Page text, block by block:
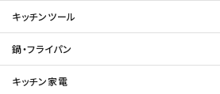
キッチンツール
鍋・フライパン
キッチン家電